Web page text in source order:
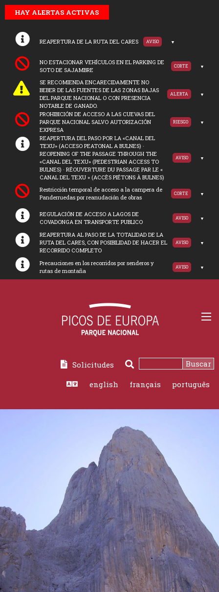
HAY ALERTAS ACTIVAS
REAPERTURA DE LA RUTA DEL CARES AVISO
NO ESTACIONAR VEHÍCULOS EN EL PARKING DE
SOTO DE SAJAMBRE
CORTE
SE RECOMIENDA ENCARECIDAMENTE NO
BEBER DE LAS FUENTES DE LAS ZONAS BAJAS
DEL PARQUE NACIONAL O CON PRESENCIA
NOTABLE DE GANADO.
ALERTA
PROHIBICIÓN DE ACCESO A LAS CUEVAS DEL
PARQUE NACIONAL SALVO AUTORIZACIÓN
EXPRESA
RIESGO
REAPERTURA DEL PASO POR LA «CANAL DEL
TEXU» (ACCESO PEATONAL A BULNES) ·
REOPENING OF THE PASSAGE THROUGH THE
«CANAL DEL TEXU» (PEDESTRIAN ACCESS TO
BULNES) · RÉOUVERTURE DU PASSAGE PAR LE «
CANAL DEL TEXU » (ACCÈS PIÉTONS À BULNES)
AVISO
Restricción temporal de acceso a la campera de
Panderruedas por reanudación de obras
CORTE
REGULACIÓN DE ACCESO A LAGOS DE
COVADONGA EN TRANSPORTE PUBLICO
AVISO
REAPERTURA AL PASO DE LA TOTALIDAD DE LA
RUTA DEL CARES, CON POSIBILIDAD DE HACER EL
RECORRIDO COMPLETO
AVISO
Precauciones en los recorridos por senderos y
rutas de montaña
AVISO
Solicitudes Buscar
english français português